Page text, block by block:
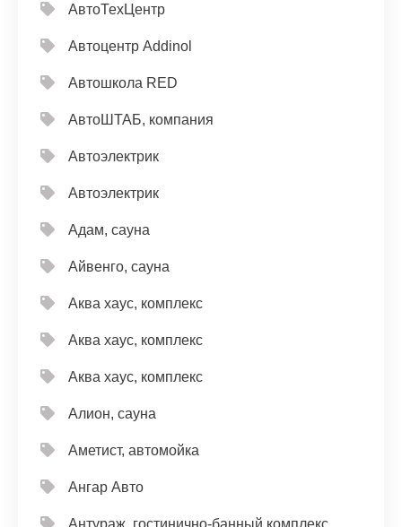
АвтоТехЦентр
Автоцентр Addinol
Автошкола RED
АвтоШТАБ, компания
Автоэлектрик
Автоэлектрик
Адам, сауна
Айвенго, сауна
Аква хаус, комплекс
Аква хаус, комплекс
Аква хаус, комплекс
Алион, сауна
Аметист, автомойка
Ангар Авто
Антураж, гостинично-банный комплекс